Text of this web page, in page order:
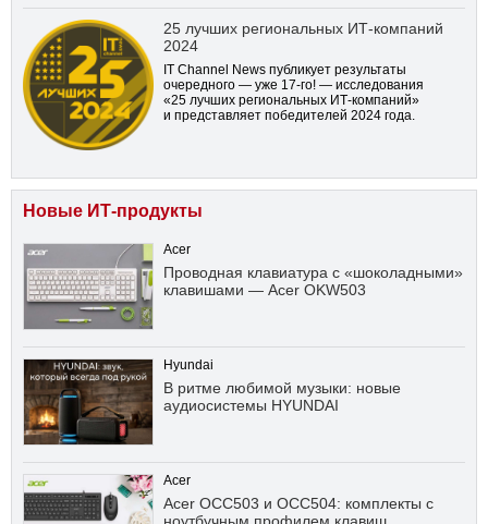
25 лучших региональных ИТ-компаний
2024
IT Channel News публикует результаты
очередного — уже 17-го! — исследования
«25 лучших региональных ИТ-компаний»
и представляет победителей 2024 года.
Новые ИТ-продукты
Acer
Проводная клавиатура с «шоколадными»
клавишами — Acer OKW503
Hyundai
В ритме любимой музыки: новые
аудиосистемы HYUNDAI
Acer
Acer OCC503 и OCC504: комплекты с